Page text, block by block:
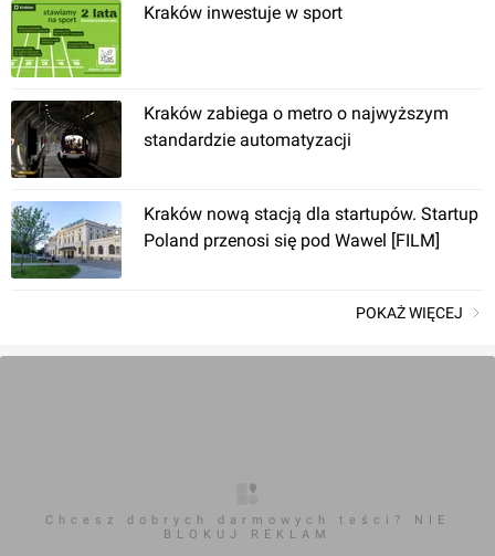
Kraków, Agatowa
Magazyn Przeciwpowodziowy
Tramwaj na Płaszów
Kraków inwestuje w sport
Kraków zabiega o metro o najwyższym
standardzie automatyzacji
Kraków nową stacją dla startupów. Startup
Poland przenosi się pod Wawel [FILM]
POKAŻ WIĘCEJ
Chcesz dobrych darmowych teści? NIE
BLOKUJ REKLAM